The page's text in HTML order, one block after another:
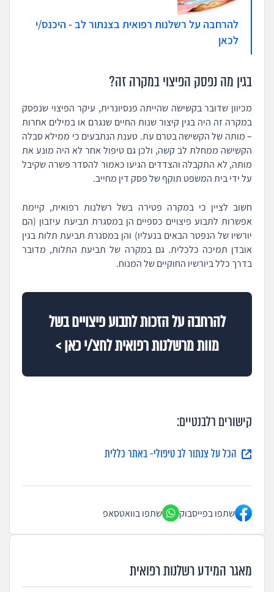
להרחבה על רשלנות רפואית בצנתור לב - היכנס/י
לכאן
בגין מה נפסק הפיצוי במקרה זה?
מכיוון שדובר בקשישה שהייתה פנסיונרית, עיקר הפיצוי שנפסק
במקרה זה היה בגין קיצור שנות החיים שנגרם או במילים אחרות
– מותה של הקשישה בטרם עת. טענת הנתבעים כי ממילא סבלה
הקשישה ממחלת לב קשה, ולכן גם טיפול אחר לא היה מונע את
מותה, לא התקבלה והצדדים הגיעו כאמור להסדר פשרה שקיבל
על ידי בית המשפט תוקף של פסק דין מחייב.
חשוב לציין כי במקרה פטירה בשל רשלנות רפואית, קיימת
אפשרות לתבוע פיצויים כספיים הן במסגרת תביעת עיזבון (הם
יורשיו של הנפטר הבאים בנעליו) והן במסגרת תביעת תלות בגין
אובדן תמיכה כלכלית. גם במקרה של תביעת התלות, מדובר
בדרך כלל ביורשיו החוקיים של המנוח.
להרחבה על הזכות לתבוע פיצויים בשל
מוות מרשלנות רפואית לחצ/י כאן >
קישורים רלבנטיים:
הכל על צנתור לב טיפולי- באתר כללית
שתפו בפייסבוק שתפו בוואטסאפ
מאגר המידע רשלנות רפואית